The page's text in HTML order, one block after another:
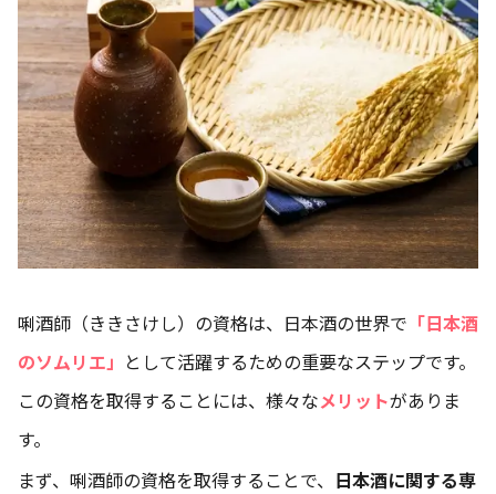
唎酒師（ききさけし）の資格は、日本酒の世界で 「日本酒
のソムリエ」 として活躍するための重要なステップです。
この資格を取得することには、様々なメリットがありま
す。
まず、唎酒師の資格を取得することで、 日本酒に関する専